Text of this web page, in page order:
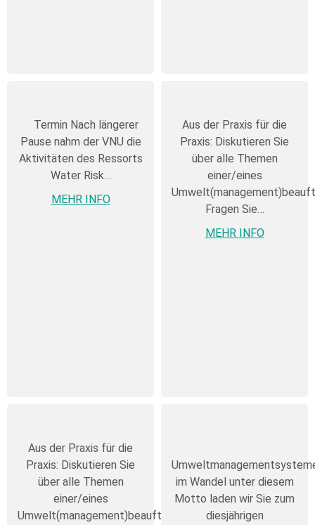
Termin Nach längerer
Pause nahm der VNU die
Aktivitäten des Ressorts
Water Risk…
MEHR INFO
Aus der Praxis für die
Praxis: Diskutieren Sie
über alle Themen
einer/eines
Fragen Sie…
MEHR INFO
Aus der Praxis für die
Praxis: Diskutieren Sie
über alle Themen
einer/eines
Umwelt(management)beauftragten!
im Wandel unter diesem
Motto laden wir Sie zum
diesjährigen